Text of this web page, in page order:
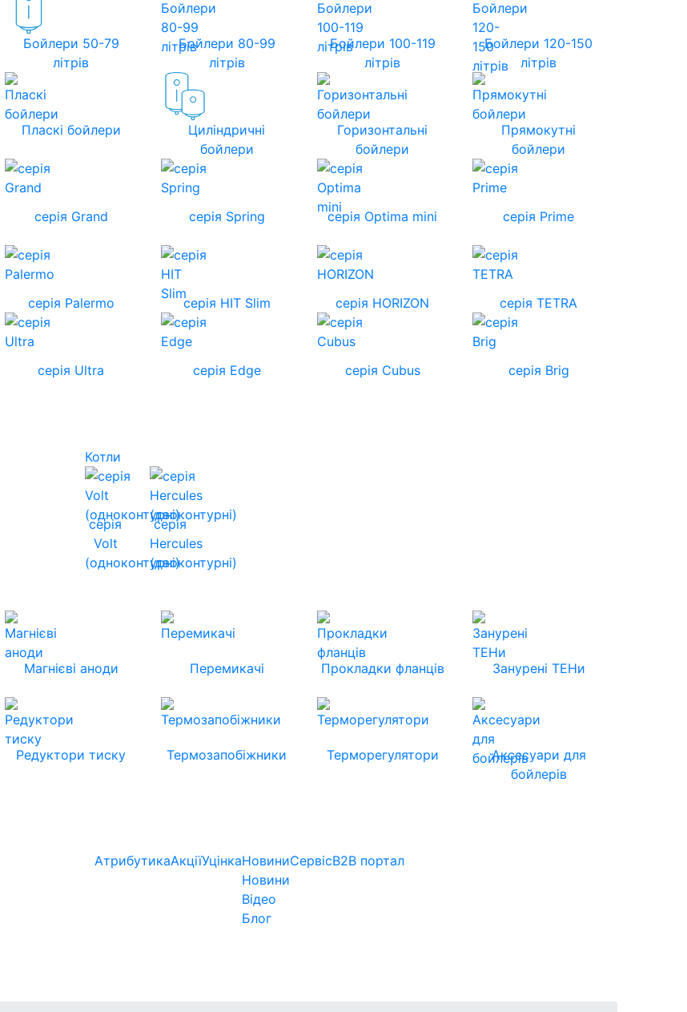
Бойлери 50-79
літрів
Бойлери 80-99
літрів
Бойлери 100-119
літрів
Бойлери 120-150
літрів
Пласкі бойлери
Циліндричні
бойлери
Горизонтальні
бойлери
Прямокутні
бойлери
серія Grand серія Spring серія Optima mini серія Prime
серія Palermo серія HIT Slim cерія HORIZON серія TETRA
серія Ultra серія Edge серія Cubus серія Brig
Котли
серія
Volt
(одноконтурні)
серія
Hercules
(двоконтурні)
Магнієві аноди Перемикачі Прокладки фланців Занурені ТЕНи
Редуктори тиску Термозапобіжники Терморегулятори
Аксесуари для
бойлерів
АтрибутикаАкціїУцінкаНовини
Новини
Відео
Блог
СервісB2B портал